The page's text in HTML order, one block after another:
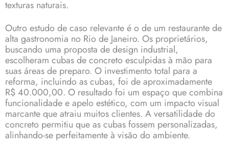
texturas naturais.
Outro estudo de caso relevante é o de um restaurante de
alta gastronomia no Rio de Janeiro. Os proprietários,
buscando uma proposta de design industrial,
escolheram cubas de concreto esculpidas à mão para
suas áreas de preparo. O investimento total para a
reforma, incluindo as cubas, foi de aproximadamente
R$ 40.000,00. O resultado foi um espaço que combina
funcionalidade e apelo estético, com um impacto visual
marcante que atraiu muitos clientes. A versatilidade do
concreto permitiu que as cubas fossem personalizadas,
alinhando-se perfeitamente à visão do ambiente.